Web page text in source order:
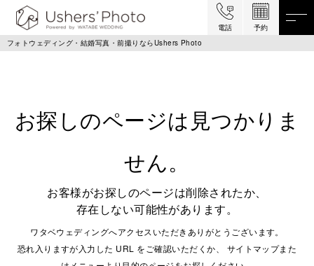
電話
予約
フォトウェディング・結婚写真・前撮りならUshers Photo
お探しのページは見つかりま
せん。
お客様がお探しのページは削除されたか、
存在しない可能性があります。
ワタベウェディングへアクセスいただきありがとうございます。
恐れ入りますが入力した URL をご確認いただくか、 サイトマップまた